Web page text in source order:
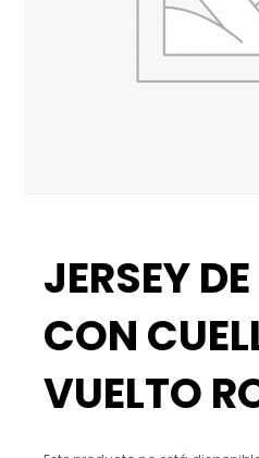
JERSEY
CON
VUELTO